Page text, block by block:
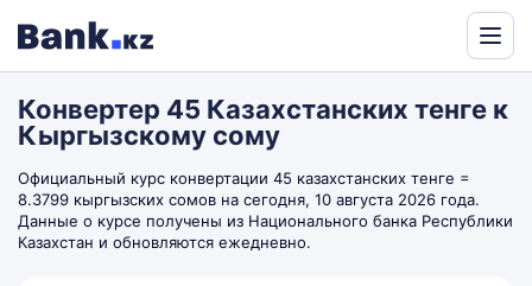
by
Translate
Конвертер 45 Казахстанских тенге к
Кыргызскому сому
Официальный курс конвертации 45 казахстанских тенге =
8.3799 кыргызских сомов на сегодня, 10 августа 2026 года.
Данные о курсе получены из Национального банка Республики
Казахстан и обновляются ежедневно.